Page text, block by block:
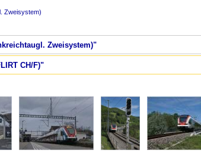
Zweisystem)
Zweisystem)"
CH/F)"